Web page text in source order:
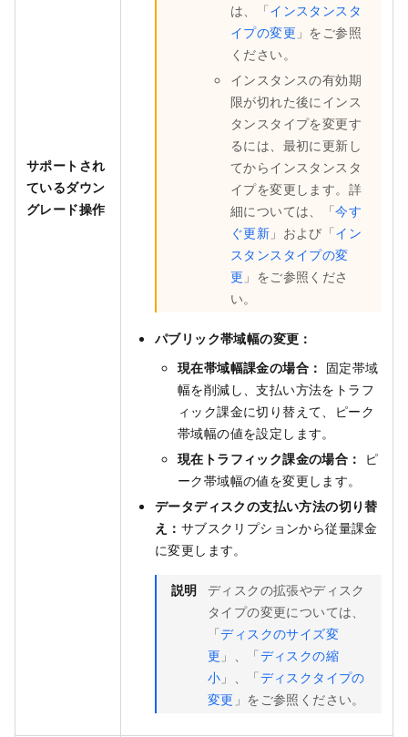
サポートされ
ているダウン
グレード操作
は、「インスタンスタ
イプの変更 」をご参照
ください。
インスタンスの有効期
限が切れた後にインス
タンスタイプを変更す
るには、最初に更新し
てからインスタンスタ
イプを変更します。詳
細については、「今す
ぐ更新 」および「イン
スタンスタイプの変
更 」をご参照くださ
い。
パブリック帯域幅の変更：
現在帯域幅課金の場合： 固定帯域
幅を削減し、支払い方法をトラフ
ィック課金に切り替えて、ピーク
帯域幅の値を設定します。
現在トラフィック課金の場合： ピ
ーク帯域幅の値を変更します。
データディスクの支払い方法の切り替
え： サブスクリプションから従量課金
に変更します。
説明 ディスクの拡張やディスク
タイプの変更については、
「ディスクのサイズ変
更 」、「ディスクの縮
小 」、「ディスクタイプの
変更 」をご参照ください。